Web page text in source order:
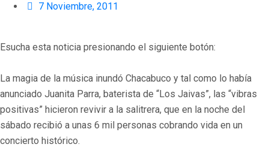
7 Noviembre, 2011
Esucha esta noticia presionando el siguiente botón:
La magia de la música inundó Chacabuco y tal como lo había
anunciado Juanita Parra, baterista de “Los Jaivas”, las “vibras
positivas” hicieron revivir a la salitrera, que en la noche del
sábado recibió a unas 6 mil personas cobrando vida en un
concierto histórico.